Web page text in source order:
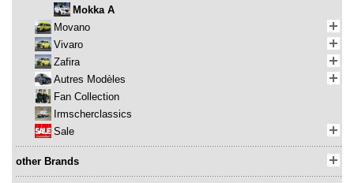
Mokka A
Movano
Vivaro
Zafira
Autres Modèles
Fan Collection
Irmscherclassics
Sale
other Brands